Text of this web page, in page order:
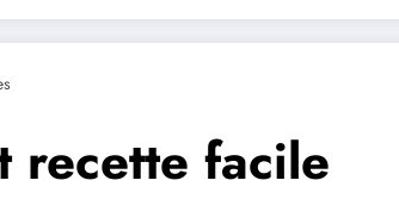
recette facile